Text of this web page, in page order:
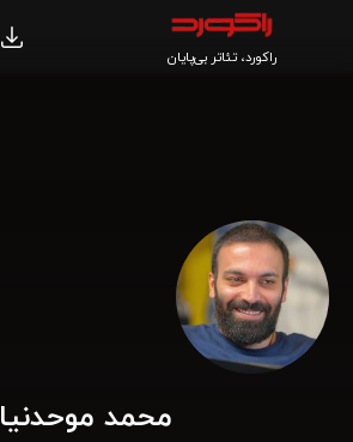
راکورد، تئاتر بی‌پایان
محمد موحدنیا